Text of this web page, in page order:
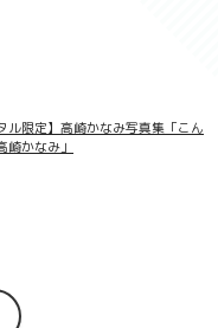
ル写
ル限定】高崎かなみ写真集「こん
崎かなみ」